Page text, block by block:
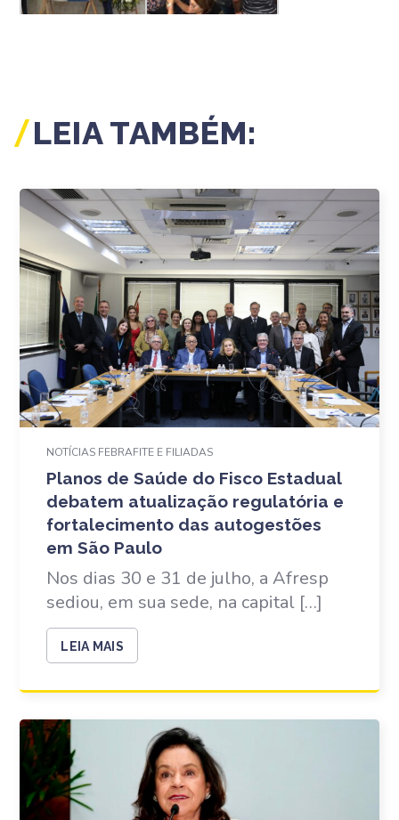
LEIA TAMBÉM:
NOTÍCIAS FEBRAFITE E FILIADAS
Planos de Saúde do Fisco Estadual
debatem atualização regulatória e
fortalecimento das autogestões
em São Paulo
Nos dias 30 e 31 de julho, a Afresp
sediou, em sua sede, na capital […]
LEIA MAIS